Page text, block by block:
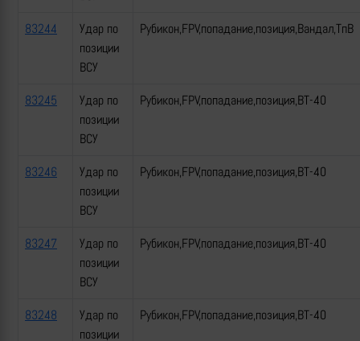
83244
Удар по
позиции
ВСУ
Рубикон,FPV,попадание,позиция,Вандал,ТпВ
83245
Удар по
позиции
ВСУ
Рубикон,FPV,попадание,позиция,ВТ-40
83246
Удар по
позиции
ВСУ
Рубикон,FPV,попадание,позиция,ВТ-40
83247
Удар по
позиции
ВСУ
Рубикон,FPV,попадание,позиция,ВТ-40
83248
Удар по
позиции
Рубикон,FPV,попадание,позиция,ВТ-40